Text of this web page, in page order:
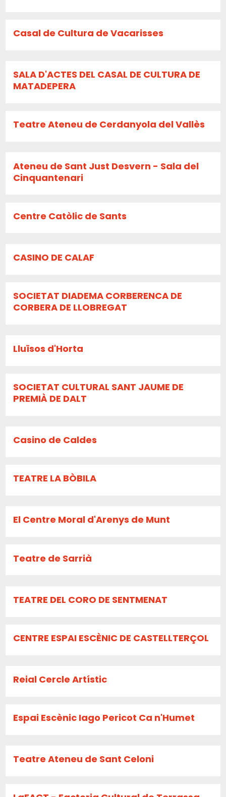
Casal de Cultura de Vacarisses
SALA D'ACTES DEL CASAL DE CULTURA DE
MATADEPERA
Teatre Ateneu de Cerdanyola del Vallès
Ateneu de Sant Just Desvern - Sala del
Cinquantenari
Centre Catòlic de Sants
CASINO DE CALAF
SOCIETAT DIADEMA CORBERENCA DE
CORBERA DE LLOBREGAT
Lluïsos d'Horta
SOCIETAT CULTURAL SANT JAUME DE
PREMIÀ DE DALT
Casino de Caldes
TEATRE LA BÒBILA
El Centre Moral d'Arenys de Munt
Teatre de Sarrià
TEATRE DEL CORO DE SENTMENAT
CENTRE ESPAI ESCÈNIC DE CASTELLTERÇOL
Reial Cercle Artístic
Espai Escènic Iago Pericot Ca n'Humet
Teatre Ateneu de Sant Celoni